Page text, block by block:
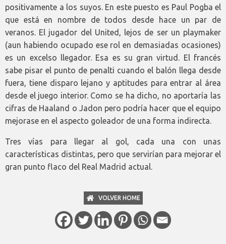
positivamente a los suyos. En este puesto es Paul Pogba el
que está en nombre de todos desde hace un par de
veranos. El jugador del United, lejos de ser un playmaker
(aun habiendo ocupado ese rol en demasiadas ocasiones)
es un excelso llegador. Esa es su gran virtud. El francés
sabe pisar el punto de penalti cuando el balón llega desde
fuera, tiene disparo lejano y aptitudes para entrar al área
desde el juego interior. Como se ha dicho, no aportaría las
cifras de Haaland o Jadon pero podría hacer que el equipo
mejorase en el aspecto goleador de una forma indirecta.
Tres vías para llegar al gol, cada una con unas
características distintas, pero que servirían para mejorar el
gran punto flaco del Real Madrid actual.
VOLVER HOME